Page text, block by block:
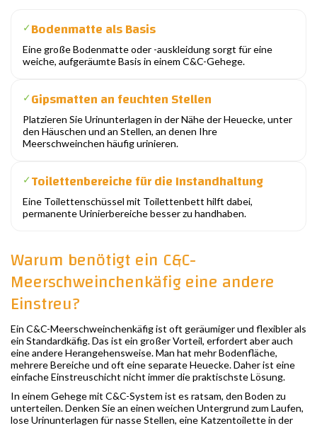
✓Bodenmatte als Basis
Eine große Bodenmatte oder -auskleidung sorgt für eine
weiche, aufgeräumte Basis in einem C&C-Gehege.
✓Gipsmatten an feuchten Stellen
Platzieren Sie Urinunterlagen in der Nähe der Heuecke, unter
den Häuschen und an Stellen, an denen Ihre
Meerschweinchen häufig urinieren.
✓Toilettenbereiche für die Instandhaltung
Eine Toilettenschüssel mit Toilettenbett hilft dabei,
permanente Urinierbereiche besser zu handhaben.
Warum benötigt ein C&C-
Meerschweinchenkäfig eine andere
Einstreu?
Ein C&C-Meerschweinchenkäfig ist oft geräumiger und flexibler als
ein Standardkäfig. Das ist ein großer Vorteil, erfordert aber auch
eine andere Herangehensweise. Man hat mehr Bodenfläche,
mehrere Bereiche und oft eine separate Heuecke. Daher ist eine
einfache Einstreuschicht nicht immer die praktischste Lösung.
In einem Gehege mit C&C-System ist es ratsam, den Boden zu
unterteilen. Denken Sie an einen weichen Untergrund zum Laufen,
lose Urinunterlagen für nasse Stellen, eine Katzentoilette in der